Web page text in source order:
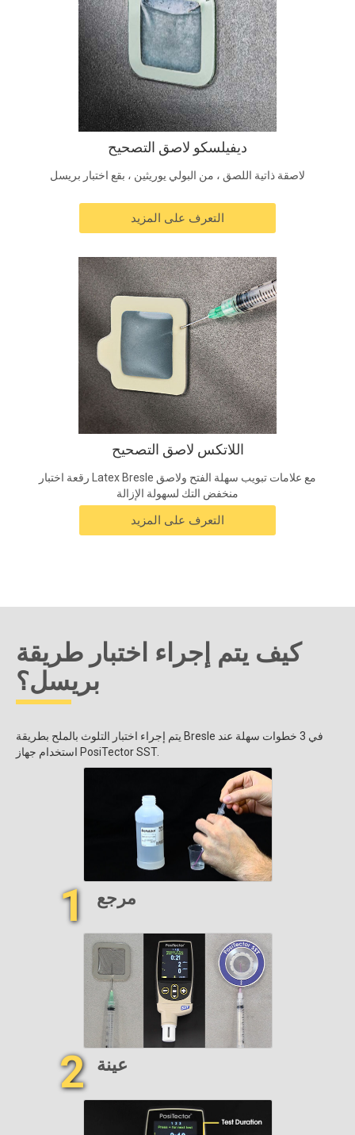
ديفيلسكو لاصق التصحيح
لاصقة ذاتية اللصق ، من البولي يوريثين ، بقع اختبار بريسل
التعرف على المزيد
اللاتكس لاصق التصحيح
رقعة اختبار Latex Bresle مع علامات تبويب سهلة الفتح ولاصق
منخفض التك لسهولة الإزالة
التعرف على المزيد
كيف يتم إجراء اختبار طريقة
بريسل؟
يتم إجراء اختبار التلوث بالملح بطريقة Bresle في 3 خطوات سهلة عند
استخدام جهاز PosiTector SST.
1 مرجع
2 عينة